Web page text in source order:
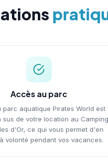
Accès au parc
parc aquatique Pirates World est
sus de votre location au Camping
d'Or, ce qui vous permet d'en
volonté pendant vos vacances.